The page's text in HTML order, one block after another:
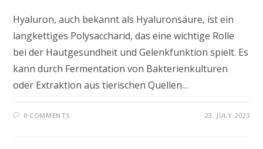
Hyaluron, auch bekannt als Hyaluronsäure, ist ein
langkettiges Polysaccharid, das eine wichtige Rolle
bei der Hautgesundheit und Gelenkfunktion spielt. Es
kann durch Fermentation von Bakterienkulturen
oder Extraktion aus tierischen Quellen…
0 COMMENTS 23. JULY 2023